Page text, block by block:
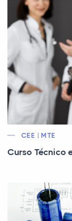
CEE | MTE
Curso Técnico